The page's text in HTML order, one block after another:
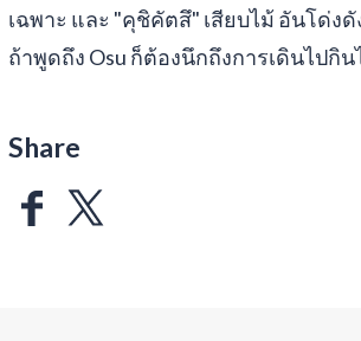
เฉพาะ และ "คุชิคัตสึ" เสียบไม้ อันโด่ง
ถ้าพูดถึง Osu ก็ต้องนึกถึงการเดินไปกิ
Share